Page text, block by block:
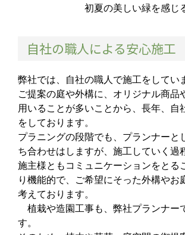
初夏の美しい緑を感じ
自社の職人による安心施工
弊社では、自社の職人で施工をしてい
ご提案の庭や外構に、オリジナル商品
用いることが多いことから、長年、自
をしております。
プラニングの段階でも、プランナーと
ち合わせはしますが、施工していく過
施主様ともコミュニケーションをとる
り機能的で、ご希望にそった外構やお
考えております。
植栽や造園工事も、弊社プランナー
す。